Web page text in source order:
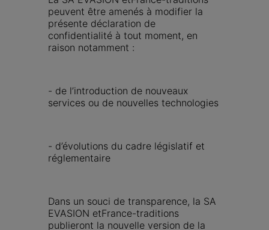
peuvent être amenés à modifier la
présente déclaration de
confidentialité à tout moment, en
raison notamment :
- de l’introduction de nouveaux
services ou de nouvelles technologies
- d’évolutions du cadre législatif et
réglementaire
Dans un souci de transparence, la SA
EVASION etFrance-traditions
publieront la nouvelle version de la